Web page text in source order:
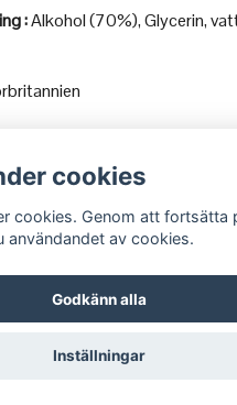
:Alkohol (70%), Glycerin,
Köpvillkor Kontakt
cookies
cookies. Genom att fortsätta
användandet av cookies.
Godkänn alla
Inställningar